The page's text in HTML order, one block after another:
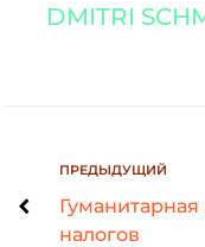
DMITRI
ПРЕДЫДУЩИЙ
налогов